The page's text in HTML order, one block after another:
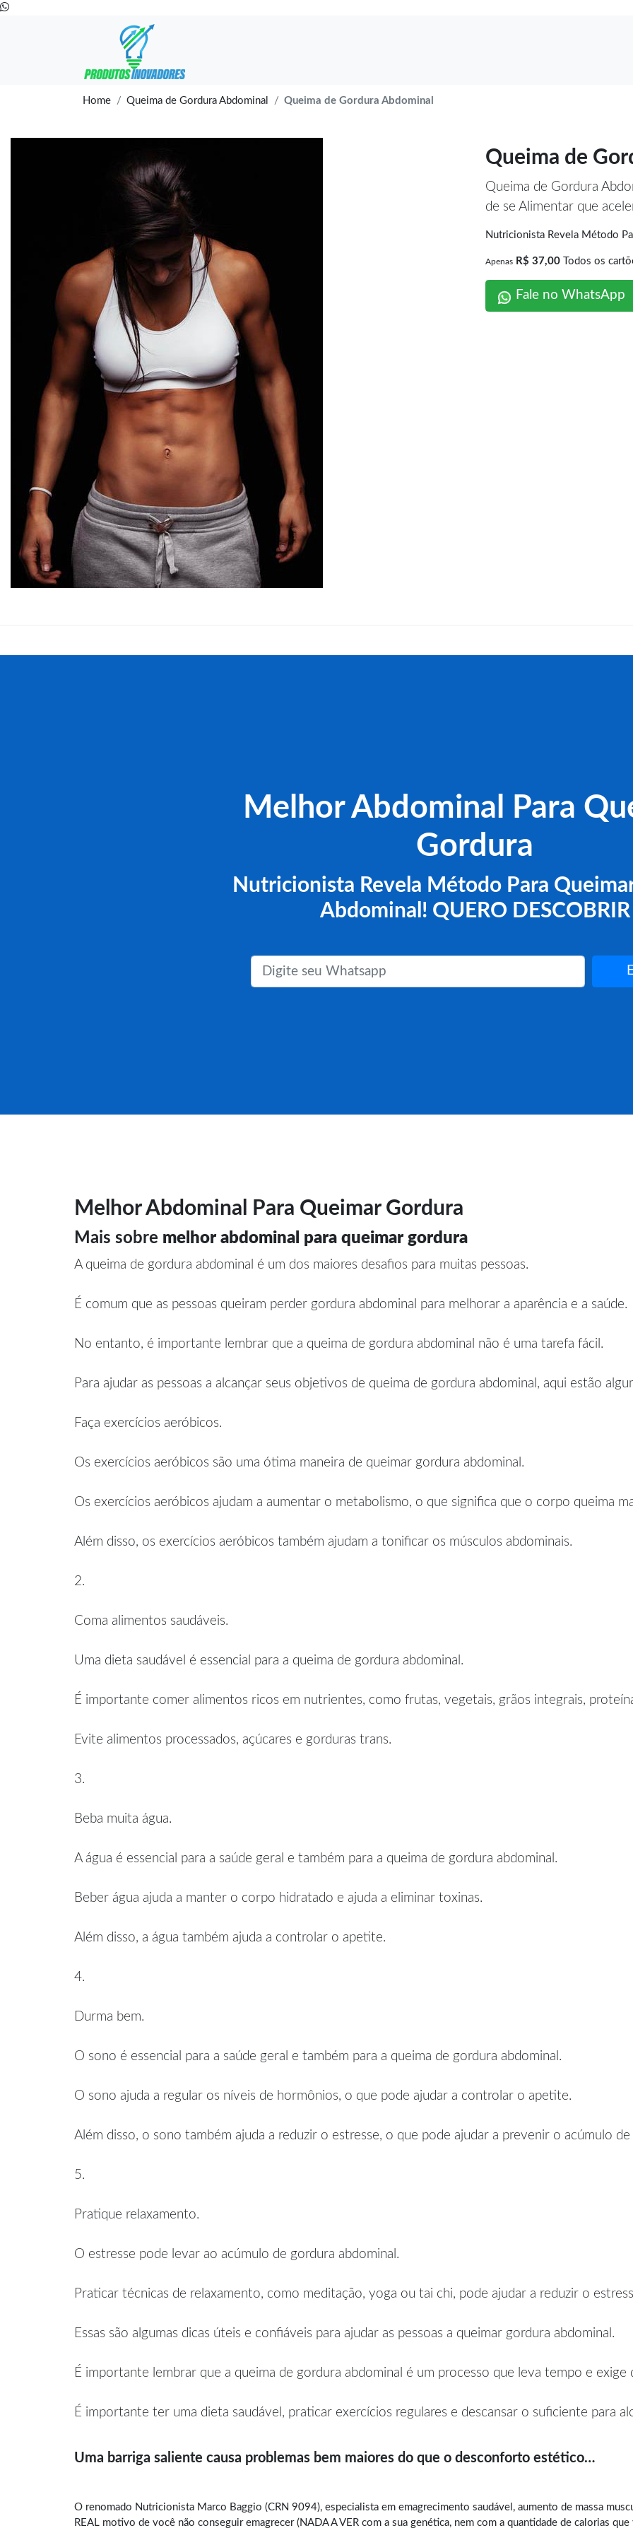
Home Queima de Gordura Abdominal Queima de Gordura Abdominal
Queima de
Queima de Gordura
de se Alimentar que
Nutricionista Revela Método
Apenas R$ 37,00 Todos os
Fale no WhatsApp
Melhor Abdominal Para
Gordura
Nutricionista Revela Método Para
Abdominal! QUERO DESCOBRIR
Melhor Abdominal Para Queimar Gordura
Mais sobre melhor abdominal para queimar gordura
A queima de gordura abdominal é um dos maiores desafios para muitas pessoas.
É comum que as pessoas queiram perder gordura abdominal para melhorar a aparência e a saúde.
No entanto, é importante lembrar que a queima de gordura abdominal não é uma tarefa fácil.
Para ajudar as pessoas a alcançar seus objetivos de queima de gordura abdominal, aqui estão
Faça exercícios aeróbicos.
Os exercícios aeróbicos são uma ótima maneira de queimar gordura abdominal.
Os exercícios aeróbicos ajudam a aumentar o metabolismo, o que significa que o corpo queima
Além disso, os exercícios aeróbicos também ajudam a tonificar os músculos abdominais.
2.
Coma alimentos saudáveis.
Uma dieta saudável é essencial para a queima de gordura abdominal.
É importante comer alimentos ricos em nutrientes, como frutas, vegetais, grãos integrais,
Evite alimentos processados, açúcares e gorduras trans.
3.
Beba muita água.
A água é essencial para a saúde geral e também para a queima de gordura abdominal.
Beber água ajuda a manter o corpo hidratado e ajuda a eliminar toxinas.
Além disso, a água também ajuda a controlar o apetite.
4.
Durma bem.
O sono é essencial para a saúde geral e também para a queima de gordura abdominal.
O sono ajuda a regular os níveis de hormônios, o que pode ajudar a controlar o apetite.
Além disso, o sono também ajuda a reduzir o estresse, o que pode ajudar a prevenir o acúmulo
5.
Pratique relaxamento.
O estresse pode levar ao acúmulo de gordura abdominal.
Praticar técnicas de relaxamento, como meditação, yoga ou tai chi, pode ajudar a reduzir o
Essas são algumas dicas úteis e confiáveis para ajudar as pessoas a queimar gordura abdominal.
É importante lembrar que a queima de gordura abdominal é um processo que leva tempo e exige
É importante ter uma dieta saudável, praticar exercícios regulares e descansar o suficiente para
Uma barriga saliente causa problemas bem maiores do que o desconforto estético…
O renomado Nutricionista Marco Baggio (CRN 9094), especialista em emagrecimento saudável , aumento de massa
REAL motivo de você não conseguir emagrecer (NADA A VER com a sua genética, nem com a quantidade de calorias